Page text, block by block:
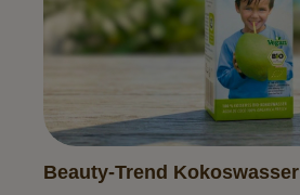
Beauty-Trend Kokoswasser